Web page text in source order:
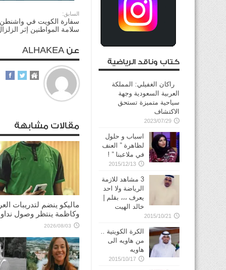
السابق:
سفارة الكويت في
سلامة المواطنين إثر
عن ALHAKEA
مقالات مشابهة
ماليكو ينضم لتدريبات
وكاظمة ينتظر وصول نداو
2026/08/03
كتاب وناقد الرياضية
راكان الغفيلي: المملكة
العربية السعودية وجهة
سياحية متميزة تستحق
الاكتشاف
2023/07/29
اسباب و حلول
لظاهرة ” العنف
في ملاعبنا ” !
2015/12/13
3 مشاهد للازمة
الرياضة ولا احد
يعرف ،،، بقلم |
خالد الهيت
2015/10/21
الكرة الكويتية ..
من هاويه الى
هاويه
2015/10/17